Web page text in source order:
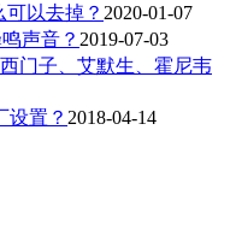
以去掉？ 2020-01-07
音？ 2019-07-03
、艾默生、霍尼韦
？ 2018-04-14